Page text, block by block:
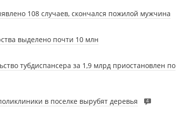
108 случаев, скончался пожилой мужчина
выделено почти 10 млн
тубдиспансера за 1,9 млрд приостановлен по
в поселке вырубят деревья 4